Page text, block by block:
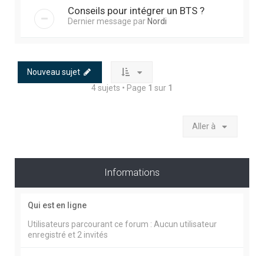
Conseils pour intégrer un BTS ?
Dernier message par Nordi
Nouveau sujet
4 sujets • Page 1 sur 1
Aller à
Informations
Qui est en ligne
Utilisateurs parcourant ce forum : Aucun utilisateur
enregistré et 2 invités